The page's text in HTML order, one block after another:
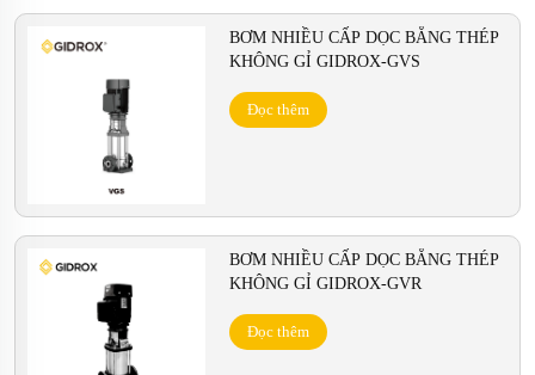
BƠM NHIỀU CẤP DỌC BẰNG THÉP
KHÔNG GỈ GIDROX-GVS
Đọc thêm
BƠM NHIỀU CẤP DỌC BẰNG THÉP
KHÔNG GỈ GIDROX-GVR
Đọc thêm